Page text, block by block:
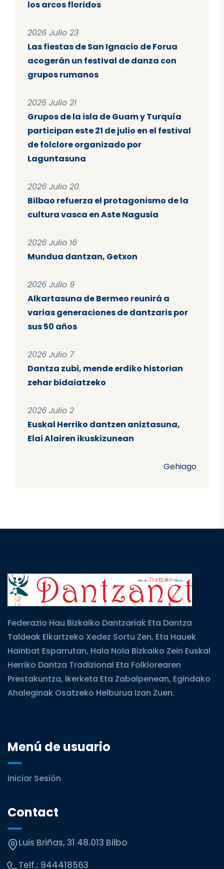
los arcos floridos
2026 Julio 23
Las fiestas de San Ignacio de Forua
acogerán un festival de danza con
grupos rumanos
2026 Julio 21
Grupos de la isla de Guam y Turquía
participan este 21 de julio en el festival
de folclore organizado por
Laguntasuna
2026 Julio 20
Bilbao refuerza el protagonismo de la
cultura vasca en Aste Nagusia
2026 Julio 16
Mundua dantzan, Getxon
2026 Julio 9
Alkartasuna de Bermeo reunirá a
varias generaciones de dantzaris por
sus 50 años
2026 Julio 7
Dantza zubi, mende erdiko historian
zehar bidaiatzeko
2026 Julio 2
Euskal Herriko dantzen aniztasuna,
Elai Alairen ikuskizunean
Gehiago
Federazio Hau Bizkaiko Dantzariak Eta Dantza
Taldeak Elkartzeko Xedez Sortu Zen, Eta Hauek
Hainbat Esparrutan, Hala Nola Bizkaiko Zein Euskal
Herriko Dantza Tradizional Eta Folklorearen
Prestakuntza, Ikerketa Eta Zabalpenean, Egindako
Ahaleginak Osatzeko Helburua Izan Zuen.
Menú de usuario
Iniciar Sesión
Contact
Luis Briñas, 31 48.013 Bilbo
Telf.: 944418563